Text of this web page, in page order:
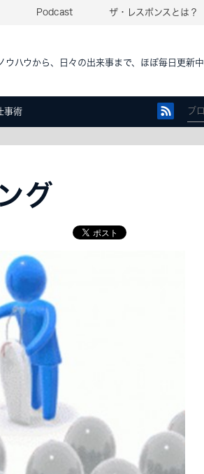
Podcast ザ・レスポンスとは？
ウハウから、日々の出来事まで、ほぼ毎日更新中
事術
グ